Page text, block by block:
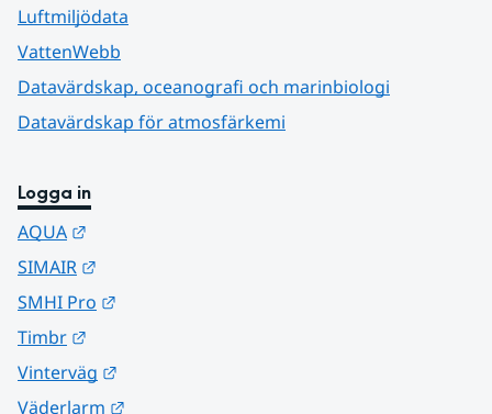
Luftmiljödata
VattenWebb
Datavärdskap, oceanografi och marinbiologi
Datavärdskap för atmosfärkemi
Logga in
AQUA
SIMAIR
SMHI Pro
Timbr
Vinterväg
Väderlarm